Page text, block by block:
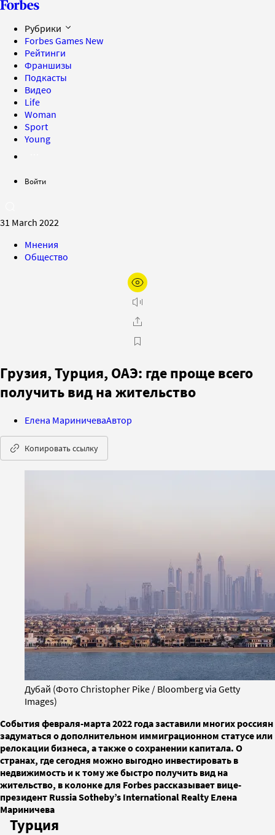
Рубрики
Forbes Games New
Рейтинги
Франшизы
Подкасты
Видео
Life
Woman
Sport
Young
Войти
31 March 2022
Мнения
Общество
Грузия, Турция, ОАЭ: где проще всего
получить вид на жительство
Елена МариничеваАвтор
Копировать ссылку
Дубай (Фото Christopher Pike / Bloomberg via Getty
Images)
События февраля-марта 2022 года заставили многих россиян
задуматься о дополнительном иммиграционном статусе или
релокации бизнеса, а также о сохранении капитала. О
странах, где сегодня можно выгодно инвестировать в
недвижимость и к тому же быстро получить вид на
жительство, в колонке для Forbes рассказывает вице-
президент Russia Sotheby’s International Realty Елена
Мариничева
Турция